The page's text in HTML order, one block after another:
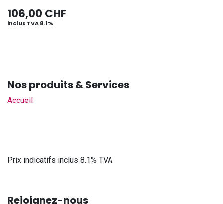
106,00 CHF
inclus TVA 8.1%
Nos produits & Services
Accueil
Prix indicatifs inclus 8.1% TVA
Rejoignez-nous